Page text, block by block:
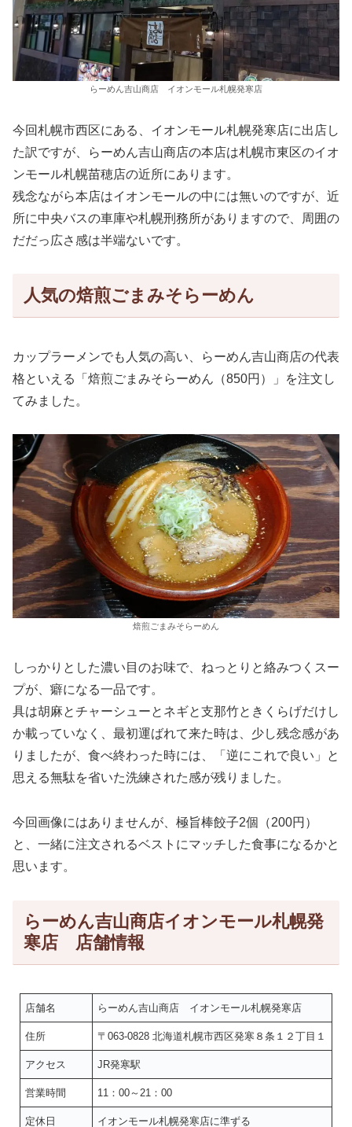
らーめん吉山商店 イオンモール札幌発寒店
今回札幌市西区にある、イオンモール札幌発寒店に出店し
た訳ですが、らーめん吉山商店の本店は札幌市東区のイオ
ンモール札幌苗穂店の近所にあります。
残念ながら本店はイオンモールの中には無いのですが、近
所に中央バスの車庫や札幌刑務所がありますので、周囲の
だだっ広さ感は半端ないです。
人気の焙煎ごまみそらーめん
カップラーメンでも人気の高い、らーめん吉山商店の代表
格といえる「焙煎ごまみそらーめん（850円）」を注文し
てみました。
焙煎ごまみそらーめん
しっかりとした濃い目のお味で、ねっとりと絡みつくスー
プが、癖になる一品です。
具は胡麻とチャーシューとネギと支那竹ときくらげだけし
か載っていなく、最初運ばれて来た時は、少し残念感があ
りましたが、食べ終わった時には、「逆にこれで良い」と
思える無駄を省いた洗練された感が残りました。
今回画像にはありませんが、極旨棒餃子2個（200円）
と、一緒に注文されるベストにマッチした食事になるかと
思います。
らーめん吉山商店イオンモール札幌発
寒店 店舗情報
店舗名 らーめん吉山商店 イオンモール札幌発寒店
住所 〒063-0828 北海道札幌市西区発寒８条１２丁目１
アクセス JR発寒駅
営業時間 11：00～21：00
定休日 イオンモール札幌発寒店に準ずる